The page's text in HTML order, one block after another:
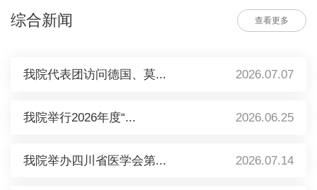
综合新闻 查看更多
我院代表团访问德国、莫... 2026.07.07
我院举行2026年度“... 2026.06.25
我院举办四川省医学会第... 2026.07.14